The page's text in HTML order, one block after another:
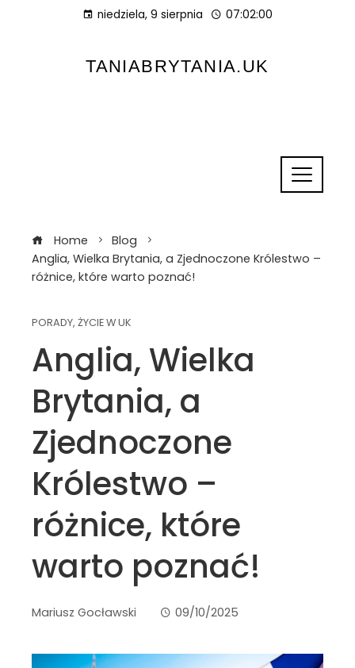
niedziela, 9 sierpnia 07:02:01
TANIABRYTANIA.UK
Home
Blog
Anglia, Wielka Brytania, a Zjednoczone Królestwo –
różnice, które warto poznać!
PORADY, ŻYCIE W UK
Anglia, Wielka
Brytania, a
Zjednoczone
Królestwo –
różnice, które
warto poznać!
Mariusz Gocławski 09/10/2025